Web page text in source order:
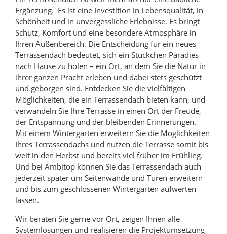
Ergänzung. Es ist eine Investition in Lebensqualität, in
Schönheit und in unvergessliche Erlebnisse. Es bringt
Schutz, Komfort und eine besondere Atmosphäre in
Ihren Außenbereich. Die Entscheidung für ein neues
Terrassendach bedeutet, sich ein Stückchen Paradies
nach Hause zu holen – ein Ort, an dem Sie die Natur in
ihrer ganzen Pracht erleben und dabei stets geschützt
und geborgen sind. Entdecken Sie die vielfältigen
Möglichkeiten, die ein Terrassendach bieten kann, und
verwandeln Sie Ihre Terrasse in einen Ort der Freude,
der Entspannung und der bleibenden Erinnerungen.
Mit einem Wintergarten erweitern Sie die Möglichkeiten
Ihres Terrassendachs und nutzen die Terrasse somit bis
weit in den Herbst und bereits viel früher im Frühling.
Und bei Ambitop können Sie das Terrassendach auch
jederzeit später um Seitenwände und Türen erweitern
und bis zum geschlossenen Wintergarten aufwerten
lassen.
Wir beraten Sie gerne vor Ort, zeigen Ihnen alle
Systemlösungen und realisieren die Projektumsetzung